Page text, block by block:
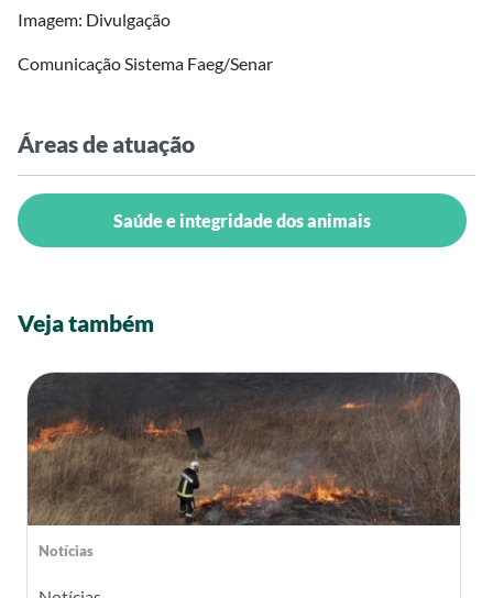
Imagem: Divulgação
Comunicação Sistema Faeg/Senar
Áreas de atuação
Saúde e integridade dos animais
Veja também
Notícias